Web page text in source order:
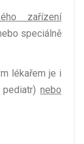
zařízení
speciálně
lékařem je i
nebo